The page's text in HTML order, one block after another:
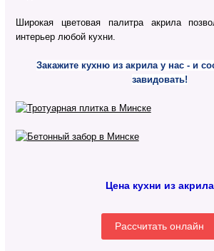
Широкая цветовая палитра акрила
интерьер любой кухни.
Закажите кухню из акрила у нас - и
завидовать!
Цена кухни из акрила
Рассчитать онлайн